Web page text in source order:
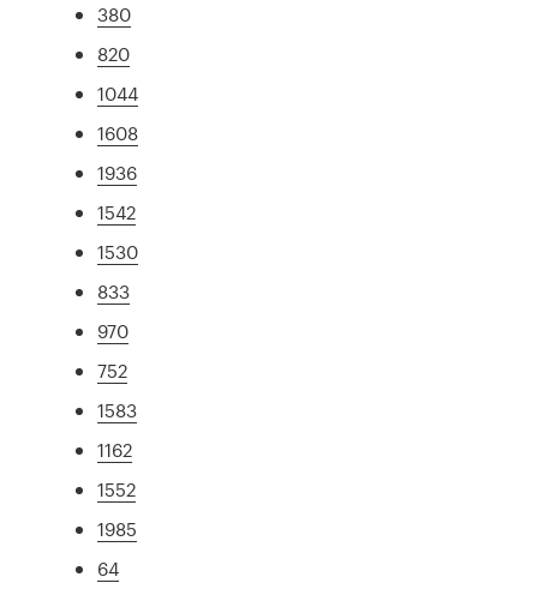
380
820
1044
1608
1936
1542
1530
833
970
752
1583
1162
1552
1985
64